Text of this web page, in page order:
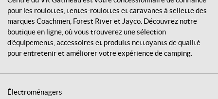
n
e
a
u
pour les roulottes, tentes-roulottes et caravanes à sellette des
marques Coachmen, Forest River et Jayco. Découvrez notre
boutique en ligne, où vous trouverez une sélection
d'équipements, accessoires et produits nettoyants de qualité
pour entretenir et améliorer votre expérience de camping.
Électroménagers